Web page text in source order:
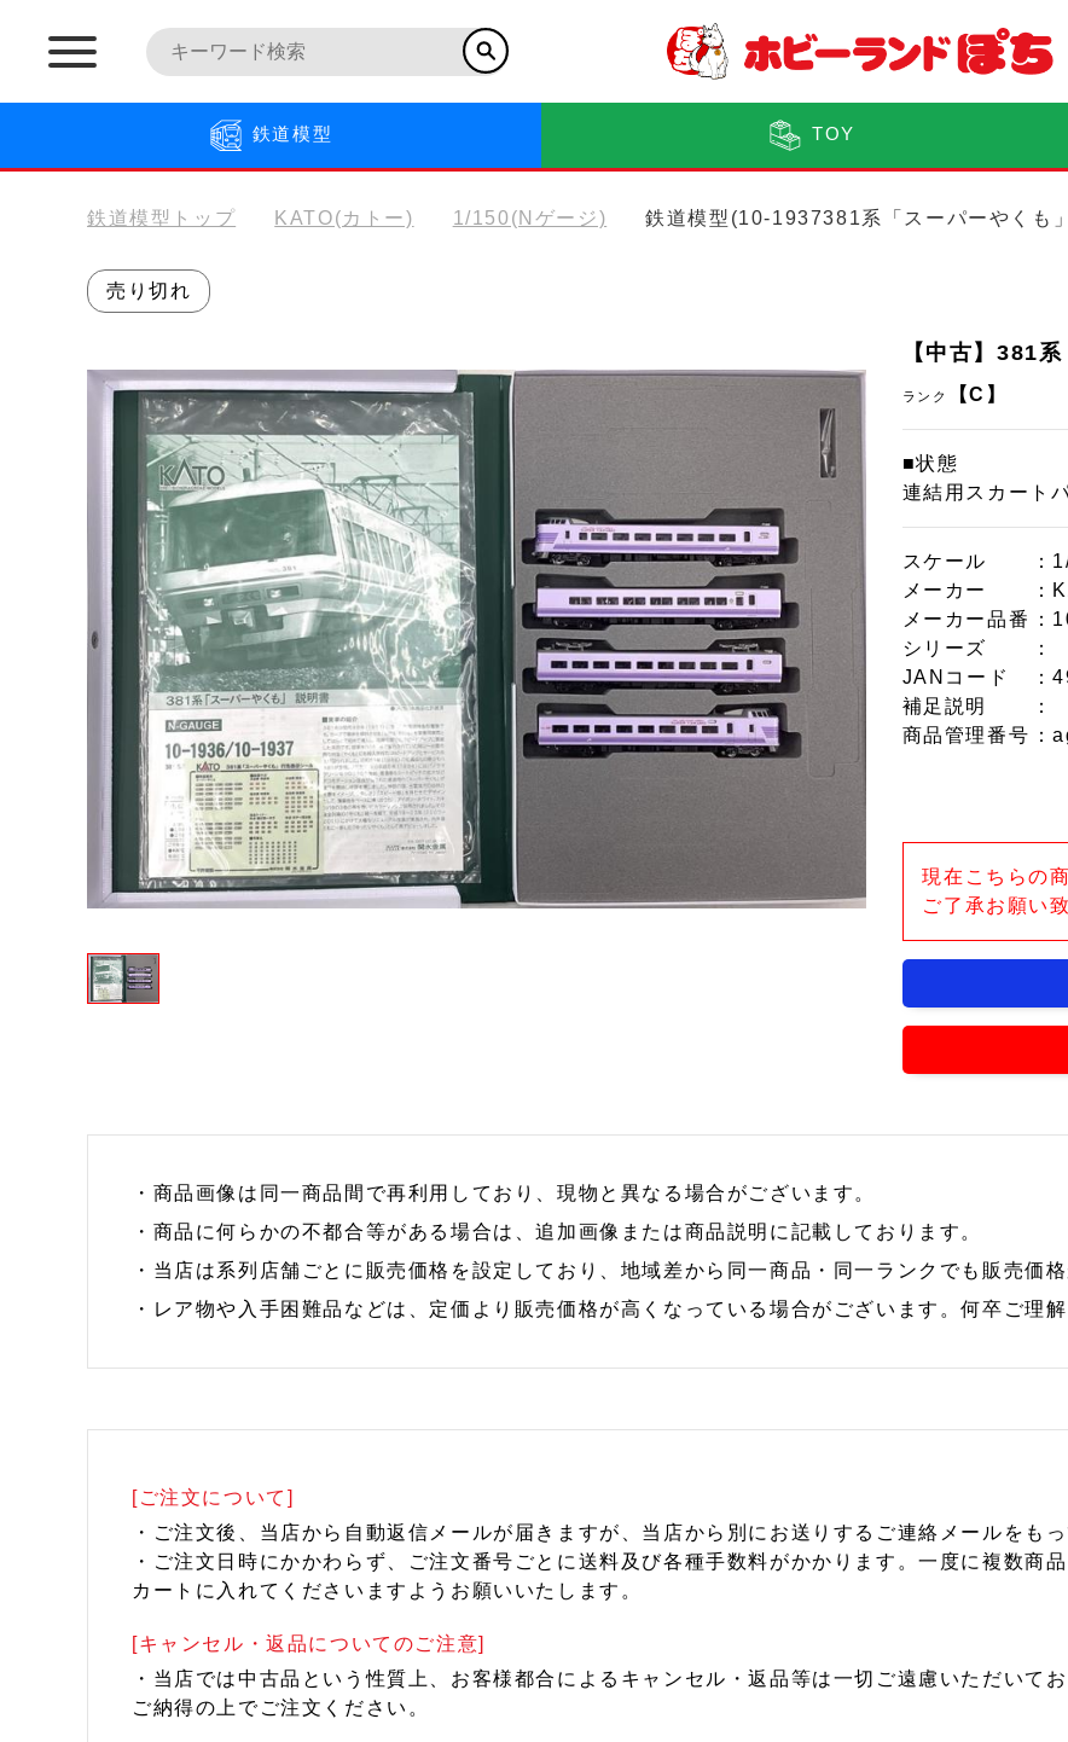
鉄道模型 TOY
鉄道模型トップ KATO(カトー) 1/150(Nゲージ) 鉄道模型(10-1937381系「スーパーやくも
売り切れ
【中古】381
ランク 【C】
■状態
連結用スカート
スケール
：
メーカー
：
メーカー品番
：
シリーズ
：
JANコード
：
補足説明
：
商品管理番号 ：
現在こちらの
ご了承お願い
・商品画像は同一商品間で再利用しており、現物と異なる場合がございます。
・商品に何らかの不都合等がある場合は、追加画像または商品説明に記載しております。
・当店は系列店舗ごとに販売価格を設定しており、地域差から同一商品・同一ランクでも販売価
・レア物や入手困難品などは、定価より販売価格が高くなっている場合がございます。何卒ご理解
[ご注文について]
・ご注文後、当店から自動返信メールが届きますが、当店から別にお送りするご連絡メールをも
・ご注文日時にかかわらず、ご注文番号ごとに送料及び各種手数料がかかります。一度に複数商
カートに入れてくださいますようお願いいたします。
[キャンセル・返品についてのご注意]
・当店では中古品という性質上、お客様都合によるキャンセル・返品等は一切ご遠慮いただいて
ご納得の上でご注文ください。